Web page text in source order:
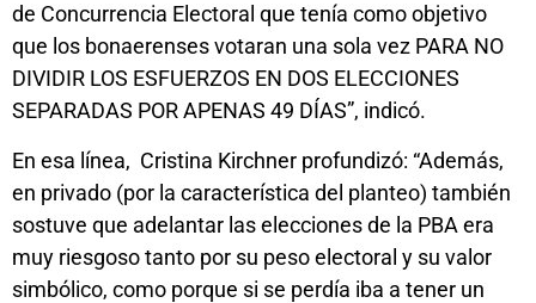
de Concurrencia Electoral que tenía como objetivo
que los bonaerenses votaran una sola vez PARA NO
DIVIDIR LOS ESFUERZOS EN DOS ELECCIONES
SEPARADAS POR APENAS 49 DÍAS”, indicó.
En esa línea, Cristina Kirchner profundizó: “Además,
en privado (por la característica del planteo) también
sostuve que adelantar las elecciones de la PBA era
muy riesgoso tanto por su peso electoral y su valor
simbólico, como porque si se perdía iba a tener un